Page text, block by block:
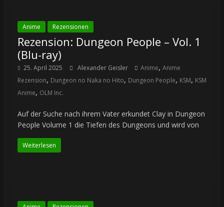
Anime Rezensionen
Rezension: Dungeon People – Vol. 1
(Blu-ray)
25. April 2025 Alexander Geisler Anime, Anime
Rezension, Dungeon no Naka no Hito, Dungeon People, KSM, KSM
Anime, OLM Inc.
Auf der Suche nach ihrem Vater erkundet Clay in Dungeon
People Volume 1 die Tiefen des Dungeons und wird von
Weiterlesen